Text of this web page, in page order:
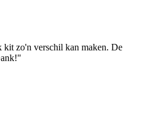
zo'n verschil kan maken. De
"